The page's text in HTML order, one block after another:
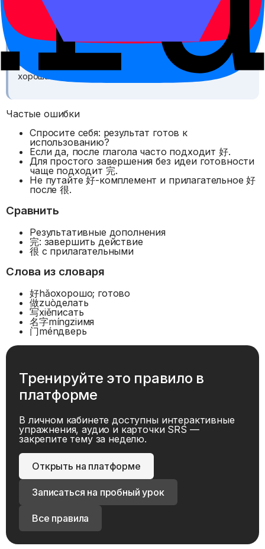
Обрати внимание
好 как комплемент не всегда оценивает качество. В
饭做好了 главный смысл — «готово», а не «еда
хорошая».
Частые ошибки
Спросите себя: результат готов к
использованию?
Если да, после глагола часто подходит 好.
Для простого завершения без идеи готовности
чаще подходит 完.
Не путайте 好-комплемент и прилагательное 好
после 很.
Сравнить
Результативные дополнения
完: завершить действие
很 с прилагательными
Слова из словаря
好hǎoхорошо; готово
做zuòделать
写xiěписать
名字míngziимя
门ménдверь
Тренируйте это правило в
платформе
В личном кабинете доступны интерактивные
упражнения, аудио и карточки SRS —
закрепите тему за неделю.
Открыть на платформе
Записаться на пробный урок
Все правила